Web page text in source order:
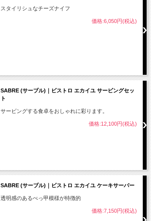
スタイリシュなチーズナイフ
価格:6,050円(税込)
SABRE (サーブル)｜ビストロ エカイユ サービングセッ
ト
サービングする食卓をおしゃれに彩ります。
価格:12,100円(税込)
SABRE (サーブル)｜ビストロ エカイユ ケーキサーバー
透明感のあるべっ甲模様が特徴的
価格:7,150円(税込)